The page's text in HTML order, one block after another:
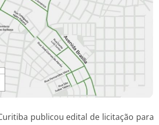
publicou edital de licitação para